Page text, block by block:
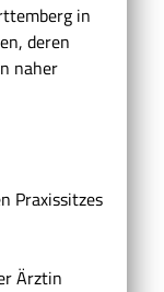
in
deren
naher
Praxissitzes
Ärztin